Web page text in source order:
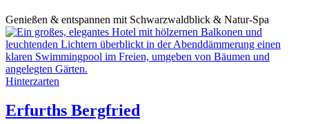
Genießen & entspannen mit Schwarzwaldblick & Natur-Spa
Hinterzarten
Erfurths Bergfried